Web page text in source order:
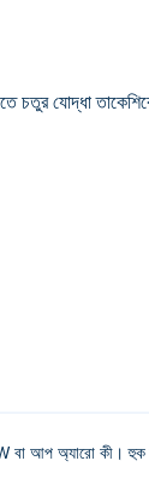
চতুর যোদ্ধা
বা আপ অ্যারো কী। হুক